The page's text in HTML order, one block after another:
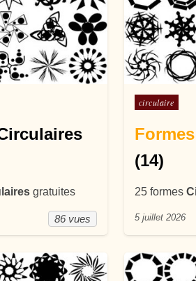
gratuites
86 vues
Posté dans
circulaire
Formes
(14)
25 formes
5 juillet 2026